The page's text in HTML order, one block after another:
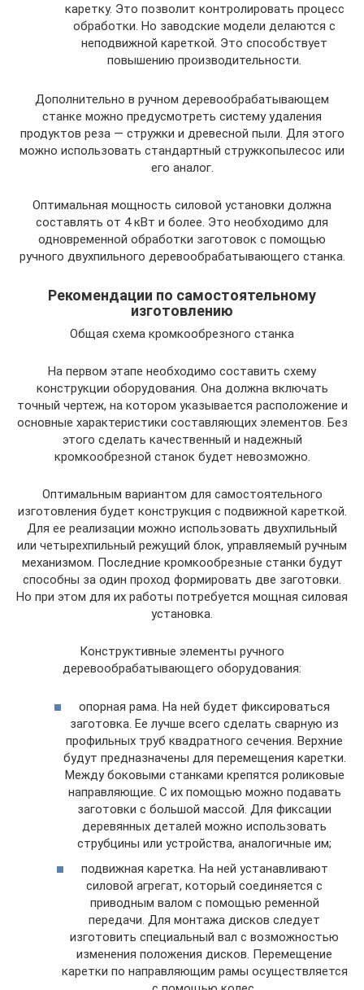
каретку. Это позволит контролировать процесс
обработки. Но заводские модели делаются с
неподвижной кареткой. Это способствует
повышению производительности.
Дополнительно в ручном деревообрабатывающем
станке можно предусмотреть систему удаления
продуктов реза — стружки и древесной пыли. Для этого
можно использовать стандартный стружкопылесос или
его аналог.
Оптимальная мощность силовой установки должна
составлять от 4 кВт и более. Это необходимо для
одновременной обработки заготовок с помощью
ручного двухпильного деревообрабатывающего станка.
Рекомендации по самостоятельному
изготовлению
Общая схема кромкообрезного станка
На первом этапе необходимо составить схему
конструкции оборудования. Она должна включать
точный чертеж, на котором указывается расположение и
основные характеристики составляющих элементов. Без
этого сделать качественный и надежный
кромкообрезной станок будет невозможно.
Оптимальным вариантом для самостоятельного
изготовления будет конструкция с подвижной кареткой.
Для ее реализации можно использовать двухпильный
или четырехпильный режущий блок, управляемый ручным
механизмом. Последние кромкообрезные станки будут
способны за один проход формировать две заготовки.
Но при этом для их работы потребуется мощная силовая
установка.
Конструктивные элементы ручного
деревообрабатывающего оборудования:
опорная рама. На ней будет фиксироваться
заготовка. Ее лучше всего сделать сварную из
профильных труб квадратного сечения. Верхние
будут предназначены для перемещения каретки.
Между боковыми станками крепятся роликовые
направляющие. С их помощью можно подавать
заготовки с большой массой. Для фиксации
деревянных деталей можно использовать
струбцины или устройства, аналогичные им;
подвижная каретка. На ней устанавливают
силовой агрегат, который соединяется с
приводным валом с помощью ременной
передачи. Для монтажа дисков следует
изготовить специальный вал с возможностью
изменения положения дисков. Перемещение
каретки по направляющим рамы осуществляется